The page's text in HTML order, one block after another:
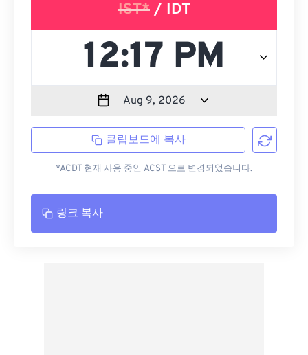
IST*/ IDT
클립보드에 복사
*ACDT 현재 사용 중인 ACST 으로 변경되었습니다.
링크 복사